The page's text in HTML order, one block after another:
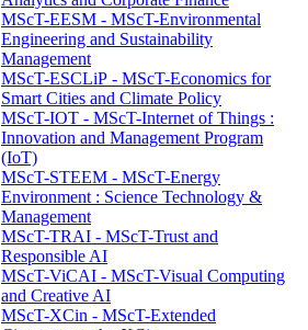
MScT-EESM - MScT-Environmental
Engineering and Sustainability
Management
MScT-ESCLiP - MScT-Economics for
Smart Cities and Climate Policy
MScT-IOT - MScT-Internet of Things :
Innovation and Management Program
(IoT)
MScT-STEEM - MScT-Energy
Environment : Science Technology &
Management
MScT-TRAI - MScT-Trust and
Responsible AI
MScT-ViCAI - MScT-Visual Computing
and Creative AI
MScT-XCin - MScT-Extended